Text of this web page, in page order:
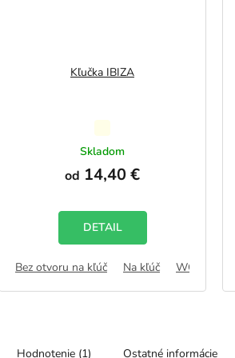
Kľučka IBIZA
hodnotenie
produktu
je
z
5
hviezdičiek.
Skladom
od 14,40 €
DETAIL
Bez otvoru na kľúč Na kľúč WC zámok
Hodnotenie (1) Ostatné informácie